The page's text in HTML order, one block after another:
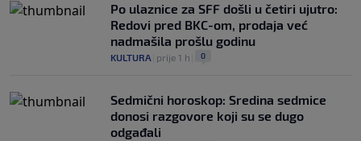
Po ulaznice za SFF došli u četiri ujutro:
Redovi pred BKC-om, prodaja već
nadmašila prošlu godinu
KULTURA prije 1 h 0
Sedmični horoskop: Sredina sedmice
donosi razgovore koji su se dugo
odgađali